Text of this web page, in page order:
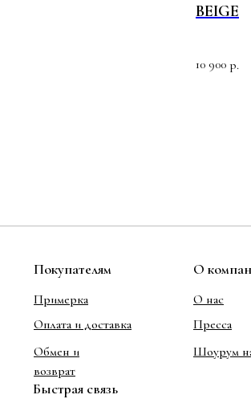
BEIGE
10 900 р.
Примерка
О нас
Оплата и доставка
Обмен и
возврат
Покупателям О
Пресса
Шоурум
Быстрая связь